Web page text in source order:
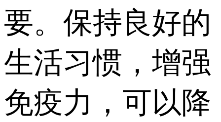
要。保持良好的
生活习惯，增强
免疫力，可以降